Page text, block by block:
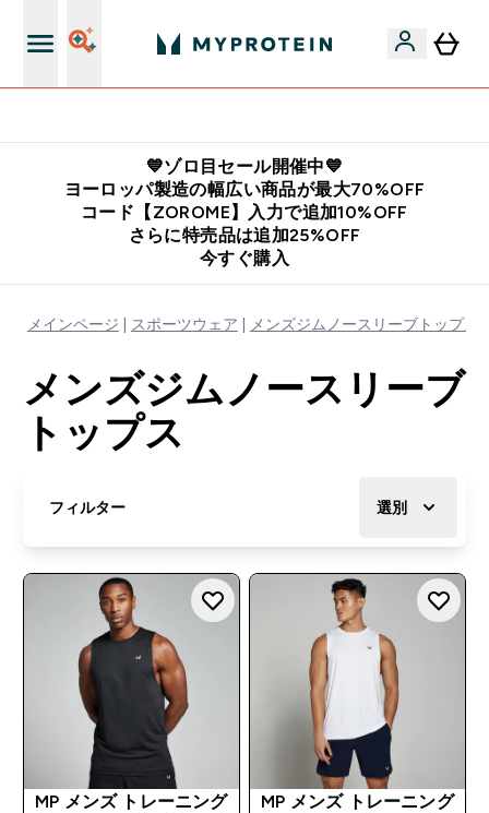
💙ゾロ目セール開催中💙
ヨーロッパ製造の幅広い商品が最大70%OFF
コード【ZOROME】入力で追加10%OFF
さらに特売品は追加25%OFF
今すぐ購入
メインページ スポーツウェア メンズジムノースリーブトップス
メンズジムノースリーブ
トップス
フィルター 選別
MP メンズ トレーニング
MP メンズ トレーニング